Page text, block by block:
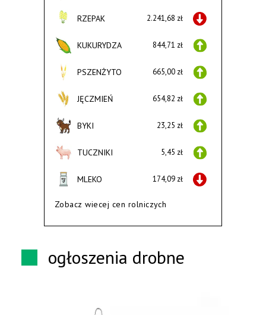
RZEPAK 2.241,68 zł
KUKURYDZA 844,71 zł
PSZENŻYTO 665,00 zł
JĘCZMIEŃ 654,82 zł
BYKI 23,25 zł
TUCZNIKI 5,45 zł
MLEKO 174,09 zł
Zobacz wiecej cen rolniczych
ogłoszenia drobne